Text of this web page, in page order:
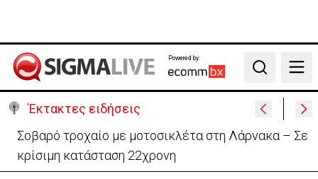
Powered by:
Search
Έκτακτες ειδήσεις
Συγκίνησε η Αναστασία Ισαάκ: «Mου στέρησαν την
αγκαλιά του πατέρα μου»